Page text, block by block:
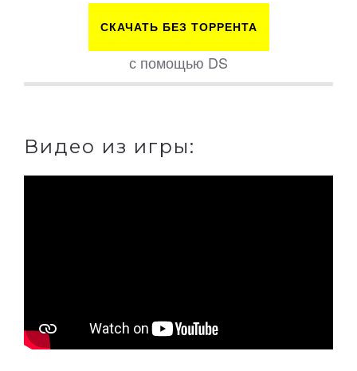
СКАЧАТЬ БЕЗ ТОРРЕНТА
с помощью DS
Видео из игры: